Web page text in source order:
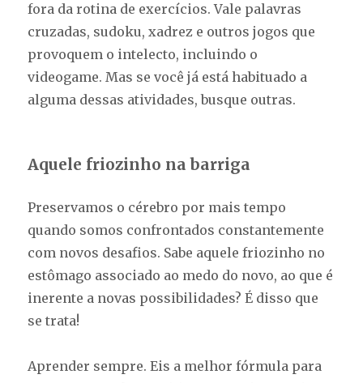
fora da rotina de exercícios. Vale palavras
cruzadas, sudoku, xadrez e outros jogos que
provoquem o intelecto, incluindo o
videogame. Mas se você já está habituado a
alguma dessas atividades, busque outras.
Aquele friozinho na barriga
Preservamos o cérebro por mais tempo
quando somos confrontados constantemente
com novos desafios. Sabe aquele friozinho no
estômago associado ao medo do novo, ao que é
inerente a novas possibilidades? É disso que
se trata!
Aprender sempre. Eis a melhor fórmula para